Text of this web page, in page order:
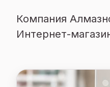
Компания
Интернет-